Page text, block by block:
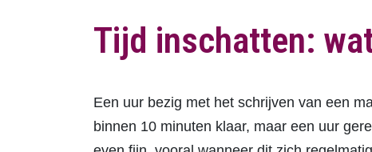
Tijd inschatten:
Een uur bezig met het schrijven van een
binnen 10 minuten klaar, maar een uur